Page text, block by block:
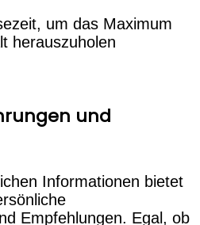
um das Maximum
herauszuholen
und
Informationen bietet
Empfehlungen. Egal, ob